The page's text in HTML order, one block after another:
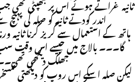
ثانیہ غراتے ہوئے اس پر جھپٹی
اندر کودتے ثانیہ کو صلہ کی
ہاتھ کے استعمال سے گریز کرنا
گا۔۔۔ بالاج میں جیسے اس وقت
جھلک دیکھی
لیکن صلہ اسکے اس روپ کو دیکھتی